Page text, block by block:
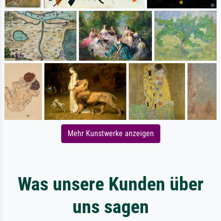
Mehr Kunstwerke anzeigen
Was unsere Kunden über
uns sagen